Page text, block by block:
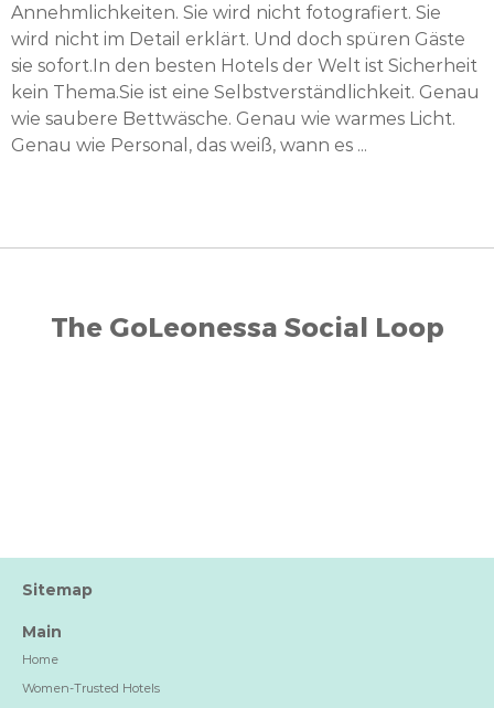
Annehmlichkeiten. Sie wird nicht fotografiert. Sie
wird nicht im Detail erklärt. Und doch spüren Gäste
sie sofort.In den besten Hotels der Welt ist Sicherheit
kein Thema.Sie ist eine Selbstverständlichkeit. Genau
wie saubere Bettwäsche. Genau wie warmes Licht.
Genau wie Personal, das weiß, wann es ...
The GoLeonessa Social Loop
Sitemap
Main
Home
Women-Trusted Hotels